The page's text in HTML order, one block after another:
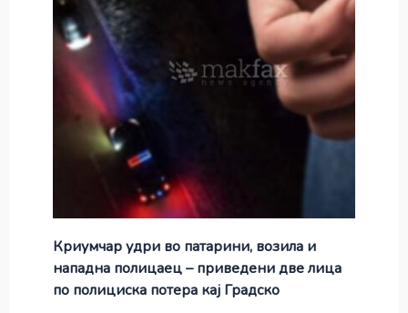
Криумчар удри во патарини, возила и
нападна полицаец – приведени две лица
по полициска потера кај Градско